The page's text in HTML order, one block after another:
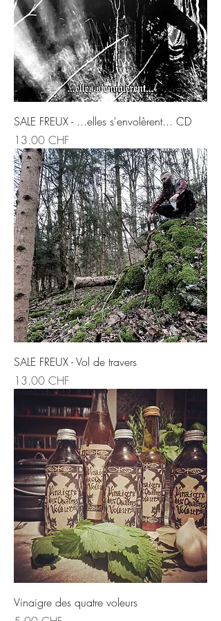
SALE FREUX - ...elles s'envolèrent... CD
Prix
13.00 CHF
SALE FREUX - Vol de travers
Prix
13.00 CHF
Vinaigre des quatre voleurs